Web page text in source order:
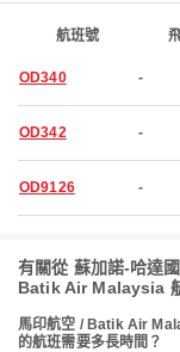
航班號
OD340 -
OD342 -
OD9126 -
有關從 蘇加諾-哈達
Batik Air Malaysia
馬印航空 / Batik Air
的航班需要多長時間？